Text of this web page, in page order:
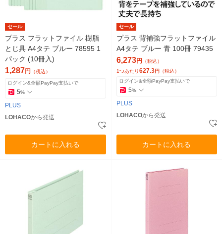
セール
プラス フラットファイル 樹脂
とじ具 A4タテ ブルー 78595 1
パック (10冊入)
1,287円 （税込）
ログイン&全額PayPay支払いで
5%
PLUS
LOHACOから発送
カートに入れる
セール
プラス 背補強フラットファイル
A4タテ ブルー 青 100冊 79435
6,273円 （税込）
1つあたり627.3円 （税込）
ログイン&全額PayPay支払いで
5%
PLUS
LOHACOから発送
カートに入れる